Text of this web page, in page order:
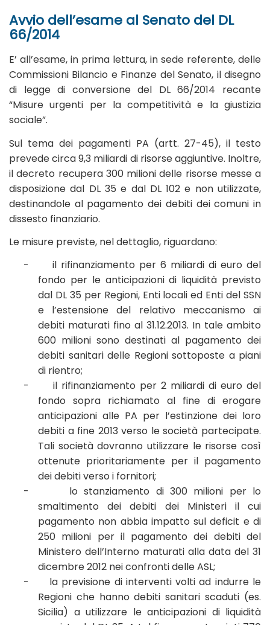
Avvio dell’esame al Senato del DL
66/2014
E’ all’esame, in prima lettura, in sede referente, delle
Commissioni Bilancio e Finanze del Senato, il disegno
di legge di conversione del DL 66/2014 recante
“Misure urgenti per la competitività e la giustizia
sociale”.
Sul tema dei pagamenti PA (artt. 27-45), il testo
prevede circa 9,3 miliardi di risorse aggiuntive. Inoltre,
il decreto recupera 300 milioni delle risorse messe a
disposizione dal DL 35 e dal DL 102 e non utilizzate,
destinandole al pagamento dei debiti dei comuni in
dissesto finanziario.
Le misure previste, nel dettaglio, riguardano:
-
il rifinanziamento per 6 miliardi di euro del
fondo per le anticipazioni di liquidità previsto
dal DL 35 per Regioni, Enti locali ed Enti del SSN
e l’estensione del relativo meccanismo ai
debiti maturati fino al 31.12.2013. In tale ambito
600 milioni sono destinati al pagamento dei
debiti sanitari delle Regioni sottoposte a piani
di rientro;
-
il rifinanziamento per 2 miliardi di euro del
fondo sopra richiamato al fine di erogare
anticipazioni alle PA per l’estinzione dei loro
debiti a fine 2013 verso le società partecipate.
Tali società dovranno utilizzare le risorse così
ottenute prioritariamente per il pagamento
dei debiti verso i fornitori;
-
lo stanziamento di 300 milioni per lo
smaltimento dei debiti dei Ministeri il cui
pagamento non abbia impatto sul deficit e di
250 milioni per il pagamento dei debiti del
Ministero dell’Interno maturati alla data del 31
dicembre 2012 nei confronti delle ASL;
-
la previsione di interventi volti ad indurre le
Regioni che hanno debiti sanitari scaduti (es.
Sicilia) a utilizzare le anticipazioni di liquidità